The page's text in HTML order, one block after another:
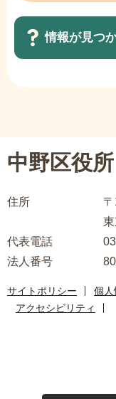
情報が見つ
ゲ
シ
ン
こ
ま
中野区役所
住所
代表電話
法人番号
サイトポリシー 個人
アクセシビリティ